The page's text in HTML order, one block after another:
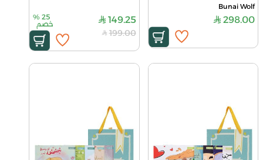
Bunai Wolf
298.00
149.25
25
%
خصم
199.00